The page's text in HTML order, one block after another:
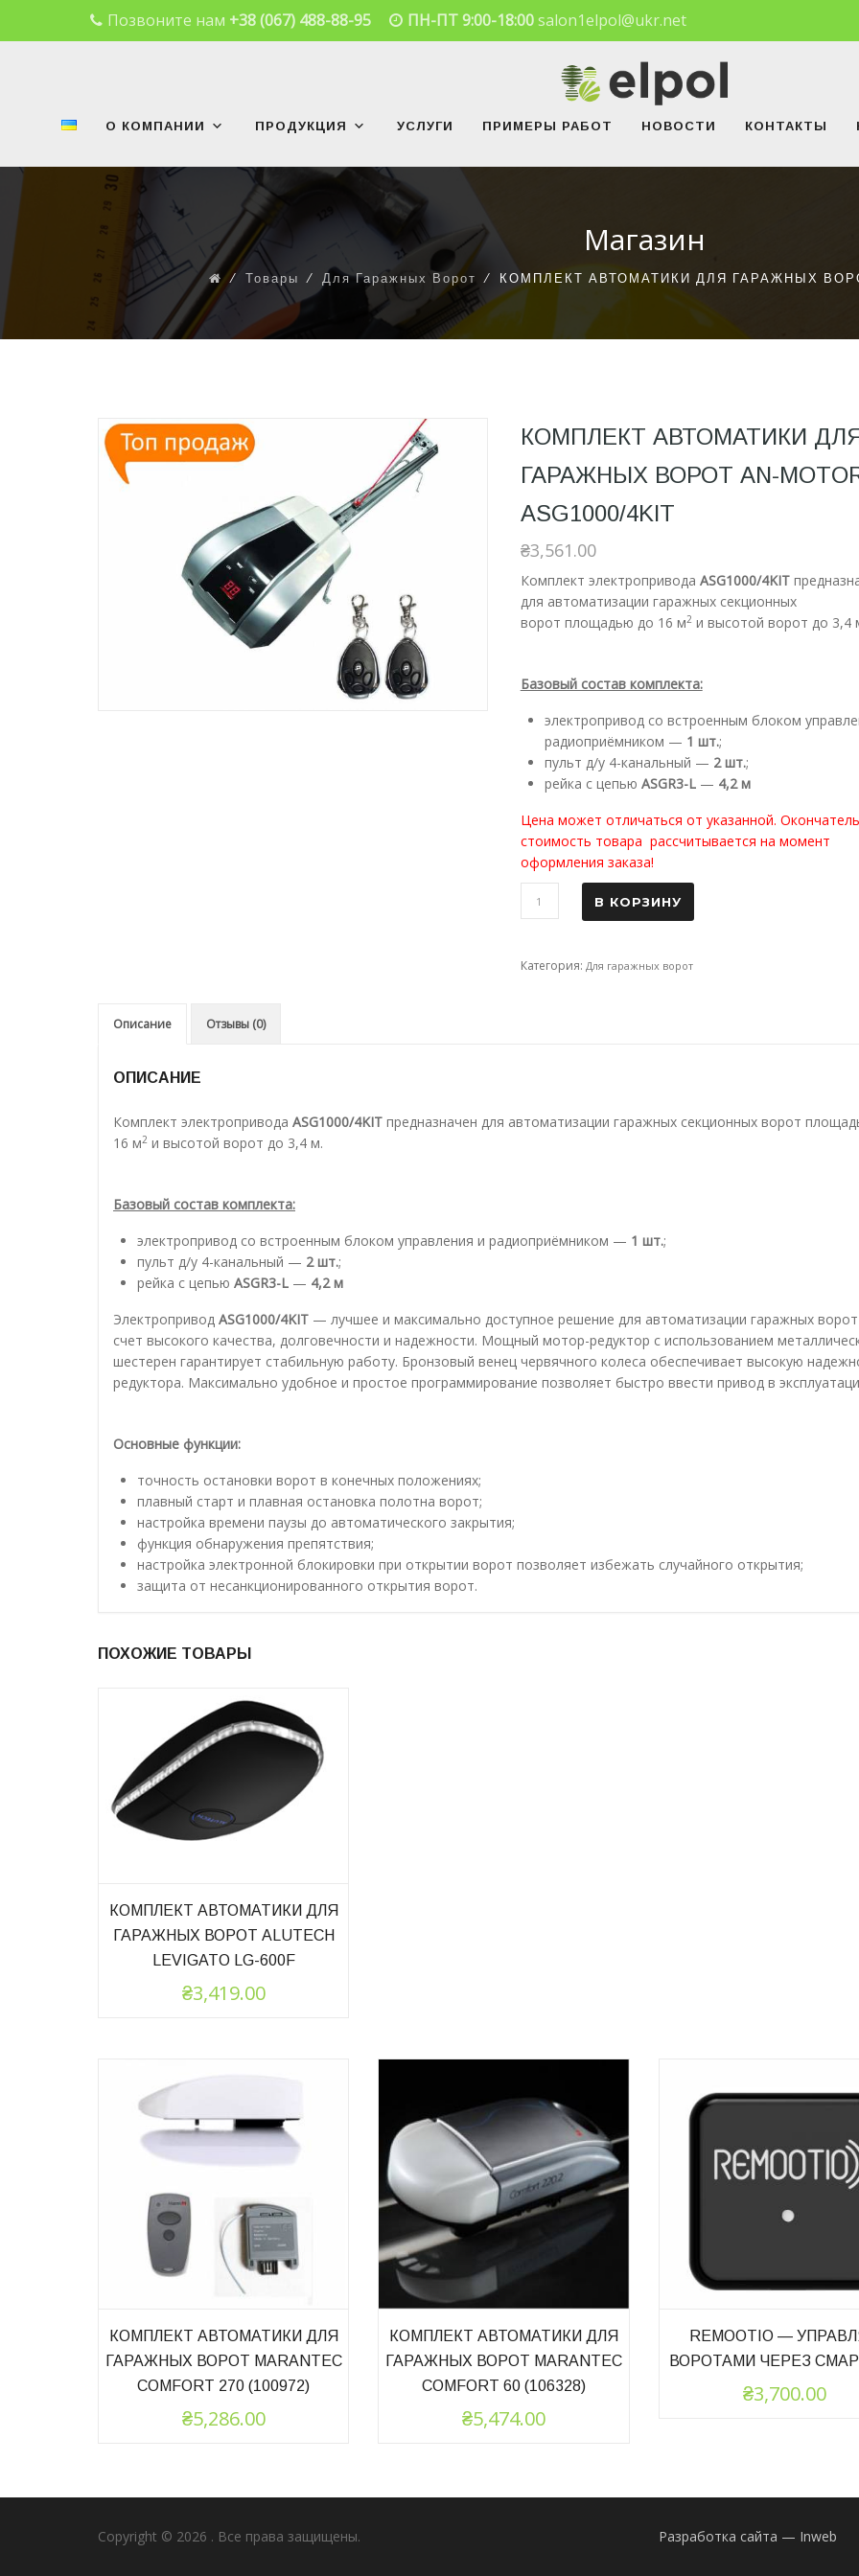
Позвоните нам +38 (067) 488-88-95 ПН-ПТ 9:00-18:00salon1elpol@ukr.net
О КОМПАНИИ ПРОДУКЦИЯ УСЛУГИ ПРИМЕРЫ РАБОТ НОВОСТИ КОНТАКТЫ
Магазин
⁄ Товары ⁄ Для Гаражных Ворот ⁄ КОМПЛЕКТ АВТОМАТИКИ ДЛЯ ГАРАЖНЫХ ВОРОТ
КОМПЛЕКТ АВТОМАТИКИ
ГАРАЖНЫХ ВОРОТ AN-
ASG1000/4KIT
₴3,561.00
Комплект электропривода ASG1000/4KIT
для автоматизации гаражных секционных
ворот площадью до 16 м2и высотой ворот до 3,4
Базовый состав комплекта:
электропривод со встроенным блоком
радиоприёмником — 1 шт.;
пульт д/у 4-канальный — 2 шт.;
рейка с цепью ASGR3-L— 4,2 м
Цена может отличаться от указанной.
стоимость товара рассчитывается на момент
оформления заказа!
В КОРЗИНУ
Категория: Для гаражных ворот
Описание Отзывы (0)
ОПИСАНИЕ
Комплект электропривода ASG1000/4KIT предназначен для автоматизации гаражных секционных ворот
16 м2 и высотой ворот до 3,4 м.
Базовый состав комплекта:
электропривод со встроенным блоком управления и радиоприёмником — 1 шт.;
пульт д/у 4-канальный — 2 шт.;
рейка с цепью ASGR3-L — 4,2 м
Электропривод ASG1000/4KIT — лучшее и максимально доступное решение для автоматизации гаражных ворот
счет высокого качества, долговечности и надежности. Мощный мотор-редуктор с использованием
шестерен гарантирует стабильную работу. Бронзовый венец червячного колеса обеспечивает высокую
редуктора. Максимально удобное и простое программирование позволяет быстро ввести привод в
Основные функции:
точность остановки ворот в конечных положениях;
плавный старт и плавная остановка полотна ворот;
настройка времени паузы до автоматического закрытия;
функция обнаружения препятствия;
настройка электронной блокировки при открытии ворот позволяет избежать случайного открытия;
защита от несанкционированного открытия ворот.
ПОХОЖИЕ ТОВАРЫ
КОМПЛЕКТ АВТОМАТИКИ ДЛЯ
ГАРАЖНЫХ ВОРОТ ALUTECH
LEVIGATO LG-600F
₴3,419.00
КОМПЛЕКТ АВТОМАТИКИ ДЛЯ
ГАРАЖНЫХ ВОРОТ MARANTEC
COMFORT 270 (100972)
₴5,286.00
КОМПЛЕКТ АВТОМАТИКИ ДЛЯ
ГАРАЖНЫХ ВОРОТ MARANTEC
COMFORT 60 (106328)
₴5,474.00
REMOOTIO —
ВОРОТАМИ ЧЕРЕЗ
₴3,700.00
Copyright © 2026 . Все права защищены. Разработка сайта — Inweb